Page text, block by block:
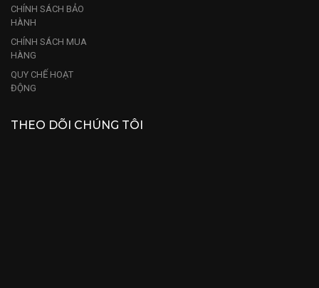
CHÍNH SÁCH BẢO
HÀNH
CHÍNH SÁCH MUA
HÀNG
QUY CHẾ HOẠT
ĐỘNG
THEO DÕI CHÚNG TÔI